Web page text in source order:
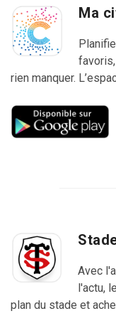
Ma
rien manquer.
Avec
l'actu,
plan du stade et